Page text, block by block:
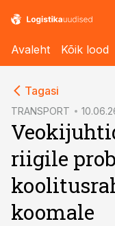
Avaleht Kõik lood
Tagasi
TRANSPORT
riigile
koomale